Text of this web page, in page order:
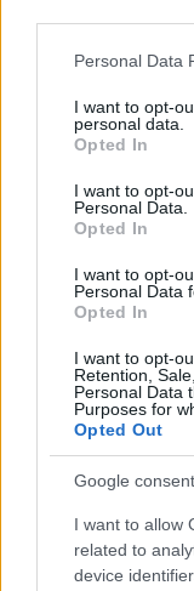
Please note that
not limited to your
grant or deny
use your data for
consent section.
Personal Data
I want to opt-
personal data.
Opted In
I want to opt-
Personal Data.
Opted In
I want to opt-
Personal Data
Opted In
I want to opt-
Retention,
Personal Data
Purposes for
Opted Out
Google
I want to allow
related to
device
na zabój— A skąd
— Jak się
Mogą Cię